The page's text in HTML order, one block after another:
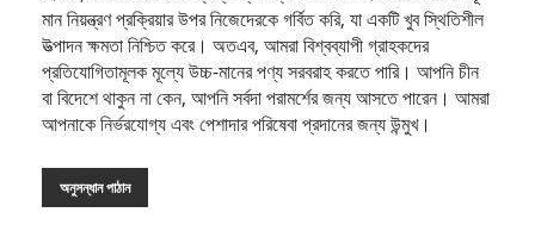
মান নিয়ন্ত্রণ প্রক্রিয়ার উপর নিজেদেরকে গর্বিত করি, যা একটি খুব স্থিতিশীল
উত্পাদন ক্ষমতা নিশ্চিত করে। অতএব, আমরা বিশ্বব্যাপী গ্রাহকদের
প্রতিযোগিতামূলক মূল্যে উচ্চ-মানের পণ্য সরবরাহ করতে পারি। আপনি চীন
বা বিদেশে থাকুন না কেন, আপনি সর্বদা পরামর্শের জন্য আসতে পারেন। আমরা
আপনাকে নির্ভরযোগ্য এবং পেশাদার পরিষেবা প্রদানের জন্য উন্মুখ।
অনুসন্ধান পাঠান